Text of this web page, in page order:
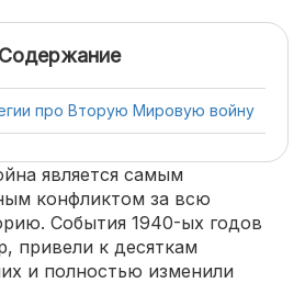
Содержание
про Вторую Мировую войну
является самым
конфликтом за всю
События 1940-ых годов
привели к десяткам
и полностью изменили